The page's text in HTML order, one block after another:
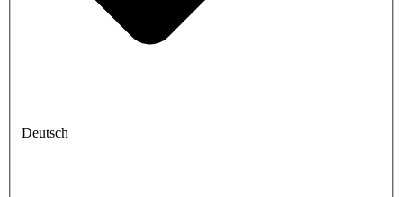
Deutsch